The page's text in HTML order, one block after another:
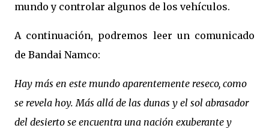
mundo y controlar algunos de los vehículos.
A continuación, podremos leer un comunicado
de Bandai Namco:
Hay más en este mundo aparentemente reseco, como
se revela hoy. Más allá de las dunas y el sol abrasador
del desierto se encuentra una nación exuberante y